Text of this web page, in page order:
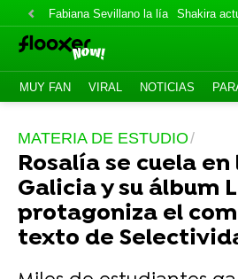
Fabiana Sevillano la lía Shakira
MUY FAN VIRAL NOTICIAS
MATERIA DE ESTUDIO
Rosalía se cuela en
Galicia y su álbum
protagoniza el
texto de